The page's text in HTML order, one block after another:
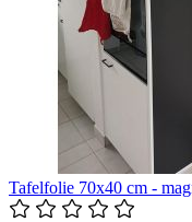
Tafelfolie 70x40 cm -